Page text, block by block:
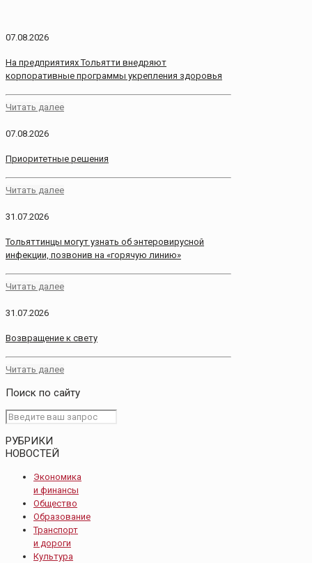
07.08.2026
На предприятиях Тольятти внедряют
корпоративные программы укрепления здоровья
Читать далее
07.08.2026
Приоритетные решения
Читать далее
31.07.2026
Тольяттинцы могут узнать об энтеровирусной
инфекции, позвонив на «горячую линию»
Читать далее
31.07.2026
Возвращение к свету
Читать далее
Поиск по сайту
РУБРИКИ
НОВОСТЕЙ
Экономика
и финансы
Общество
Образование
Транспорт
и дороги
Культура